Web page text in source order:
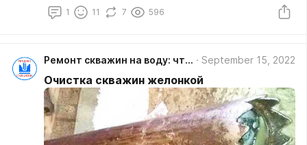
1 11 7 596
Ремонт скважин на воду: что надо знать об их очистке, обустройстве, обслуживании, диагностике September 15, 2022
Очистка скважин желонкой